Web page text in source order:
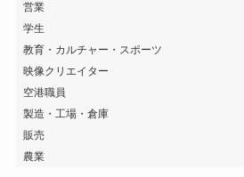
営業
学生
教育・カルチャー・スポーツ
映像クリエイター
空港職員
製造・工場・倉庫
販売
農業